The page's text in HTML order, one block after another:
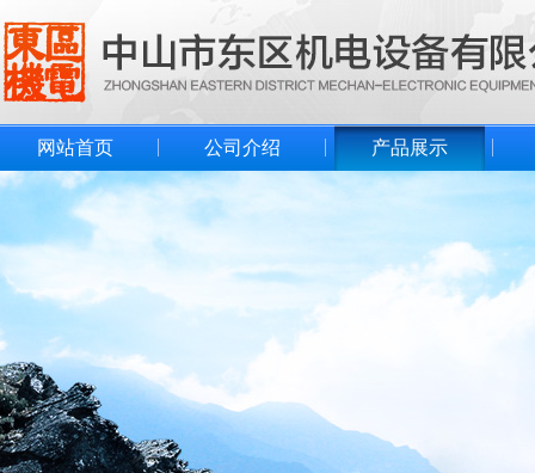
网站首页 公司介绍 产品展示